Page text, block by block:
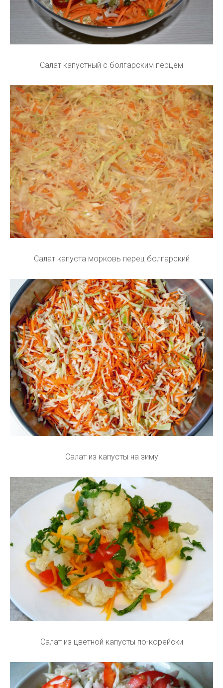
Салат капустный с болгарским перцем
Салат капуста морковь перец болгарский
Салат из капусты на зиму
Салат из цветной капусты по-корейски